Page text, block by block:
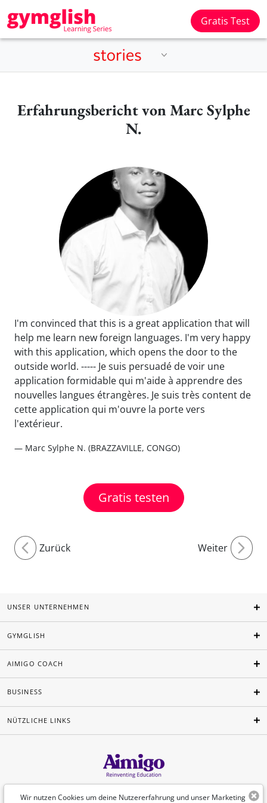
Gratis Test
Erfahrungsbericht von Marc Sylphe
N.
I'm convinced that this is a great application that will
help me learn new foreign languages. I'm very happy
with this application, which opens the door to the
outside world. ----- Je suis persuadé de voir une
application formidable qui m'aide à apprendre des
nouvelles langues étrangères. Je suis très content de
cette application qui m'ouvre la porte vers
l'extérieur.
— Marc Sylphe N. (BRAZZAVILLE, CONGO)
Gratis testen
Zurück Weiter
Wir nutzen Cookies um deine Nutzererfahrung und unser Marketing
UNSER UNTERNEHMEN
GYMGLISH
AIMIGO COACH
BUSINESS
NÜTZLICHE LINKS
Deutsch